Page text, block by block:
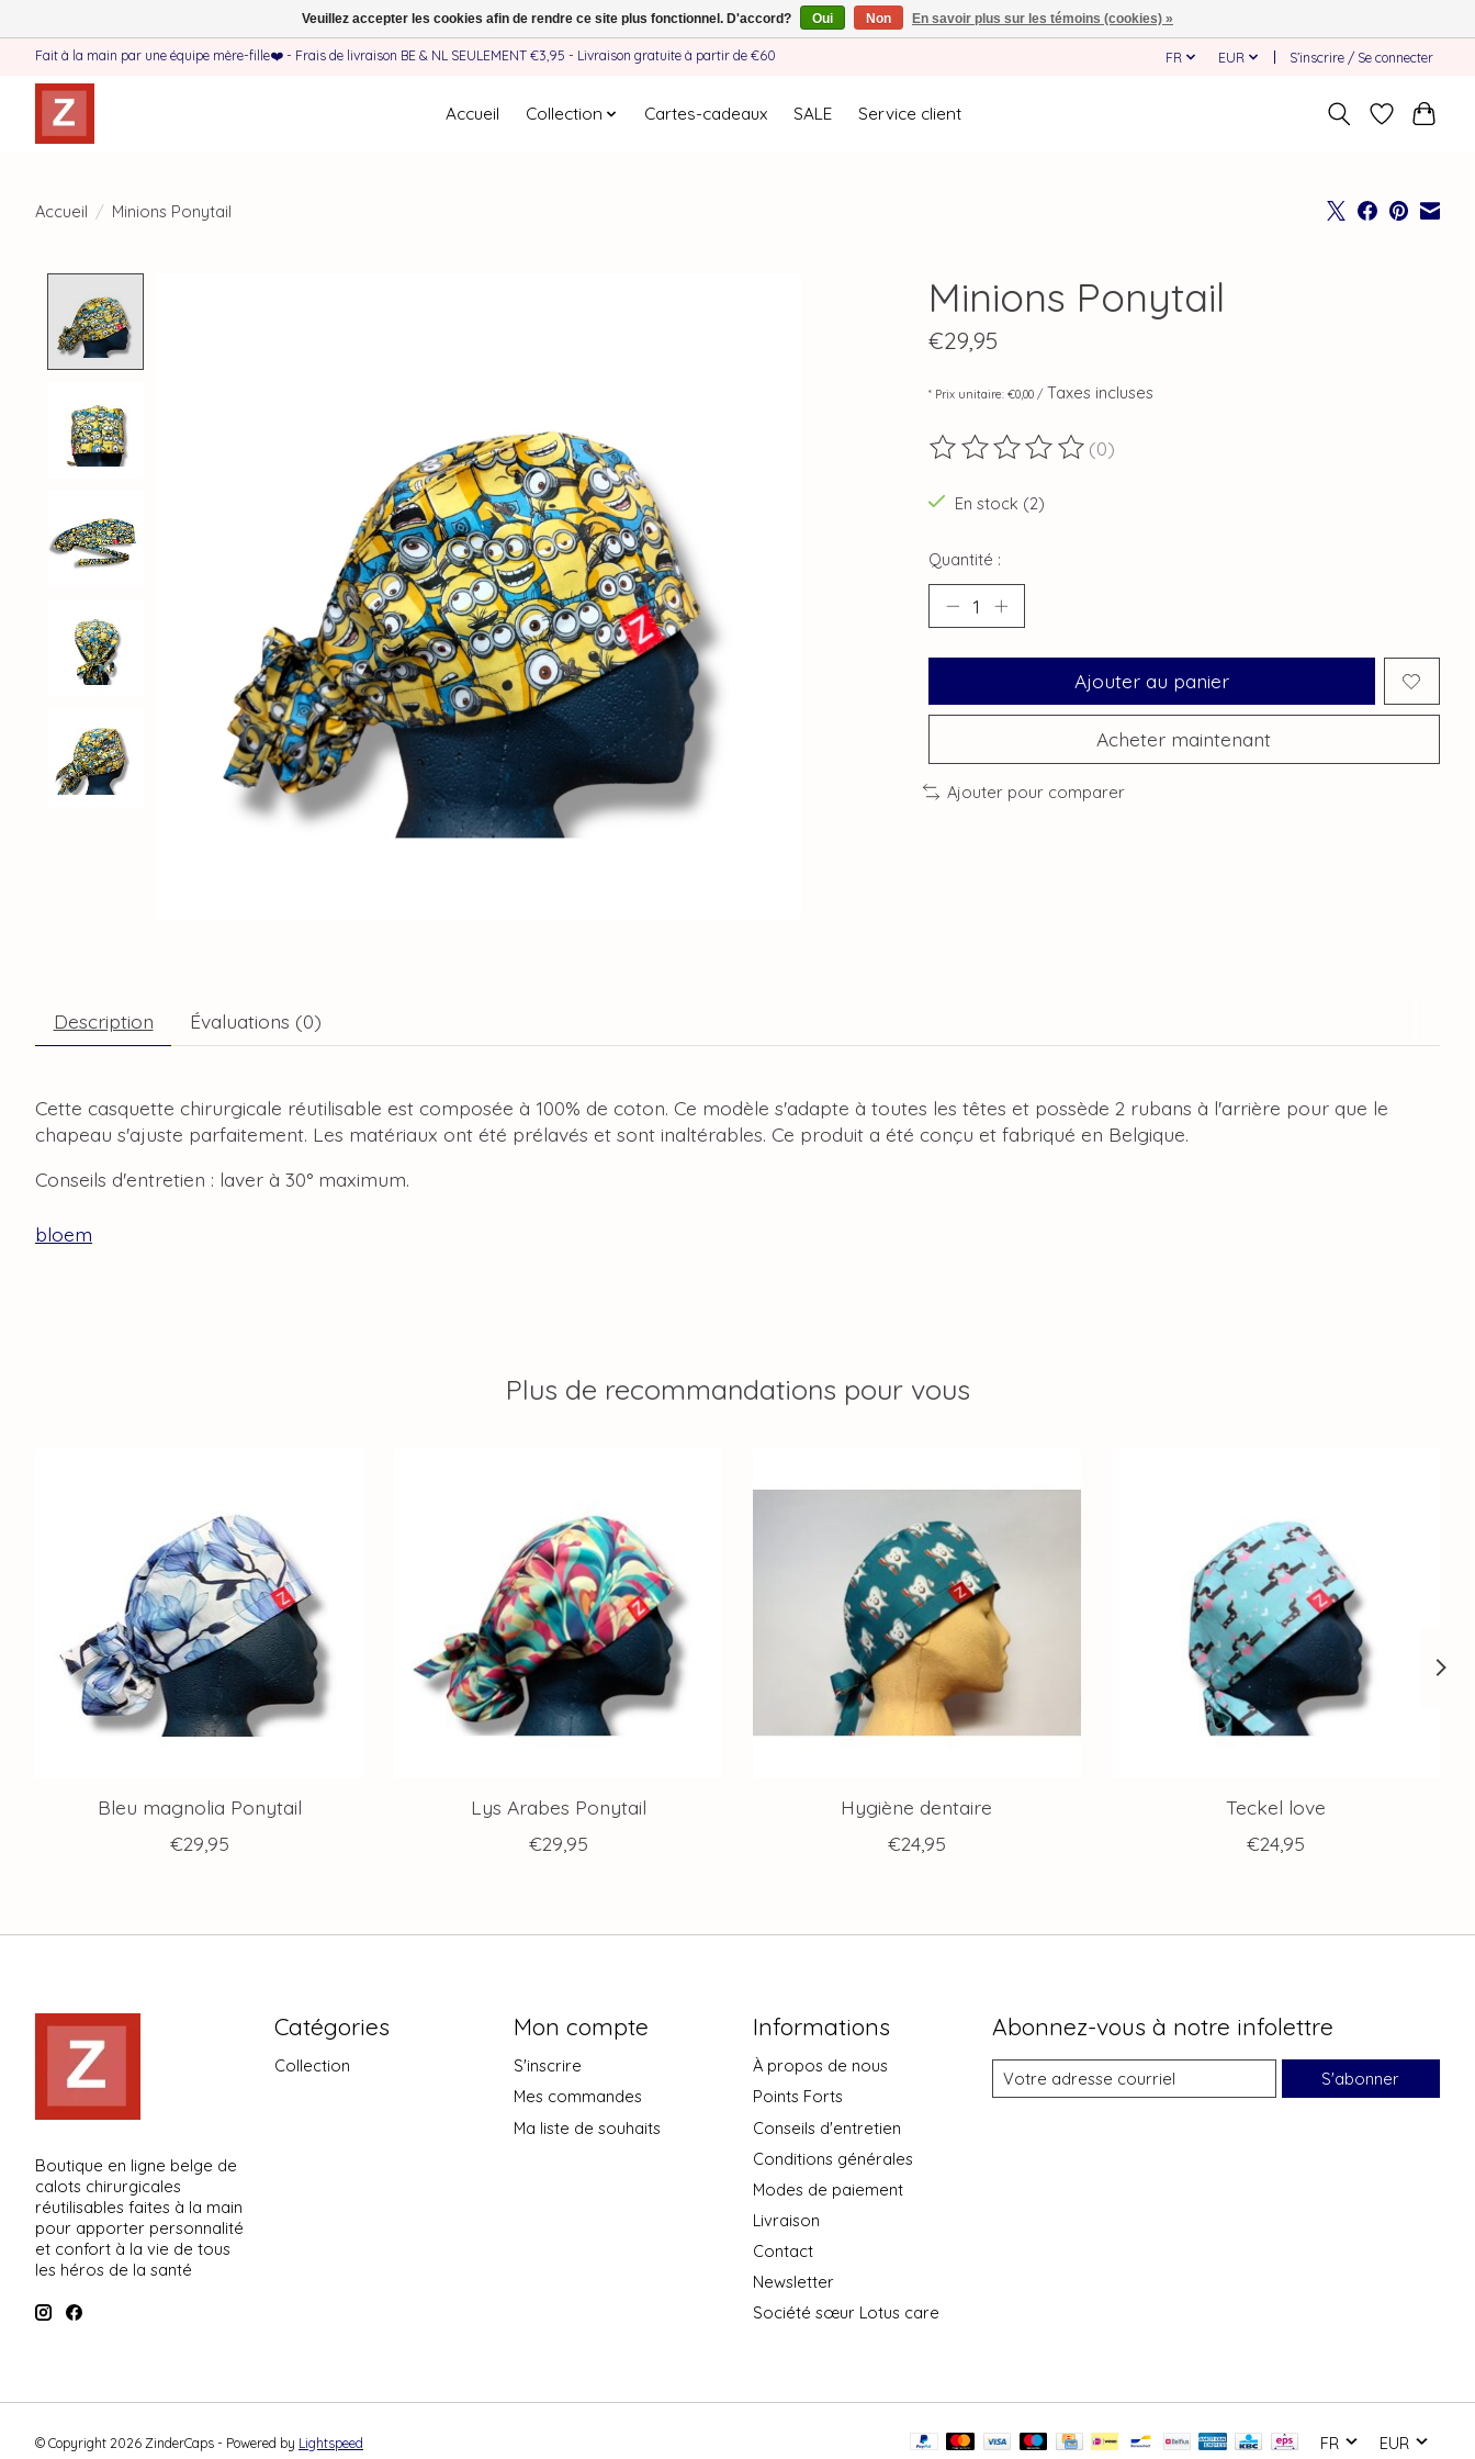
Fait à la main par une équipe mère-fille❤️ - Frais de livraison BE & NL SEULEMENT €3,95 - Livraison gratuite à partir de €60 FR EUR S’inscrire / Se connecter
Accueil Collection Cartes-cadeaux SALE Service client
Accueil / Minions Ponytail
Minions Ponytail
€29,95
* Prix unitaire: €0,00 / Taxes incluses
Ce produit est évalué à
(0)
En stock (2)
Quantité :
Ajouter au panier
Acheter maintenant
Ajouter pour comparer
Description Évaluations (0)
Cette casquette chirurgicale réutilisable est composée à 100% de coton. Ce modèle s'adapte à toutes les têtes et possède 2 rubans à l'arrière pour que le
chapeau s'ajuste parfaitement. Les matériaux ont été prélavés et sont inaltérables. Ce produit a été conçu et fabriqué en Belgique.
Conseils d'entretien : laver à 30° maximum.
bloem
Plus de recommandations pour vous
Bleu magnolia Ponytail
€29,95
Lys Arabes Ponytail
€29,95
Hygiène dentaire
€24,95
Teckel love
€24,95
Boutique en ligne belge de
calots chirurgicales
réutilisables faites à la main
pour apporter personnalité
et confort à la vie de tous
les héros de la santé
Catégories
Collection
Mon compte
S'inscrire
Mes commandes
Ma liste de souhaits
Informations
À propos de nous
Points Forts
Conseils d'entretien
Conditions générales
Modes de paiement
Livraison
Contact
Newsletter
Société sœur Lotus care
Abonnez-vous à notre infolettre
S'abonner
© Copyright 2026 ZinderCaps - Powered by Lightspeed FR EUR
Veuillez accepter les cookies afin de rendre ce site plus fonctionnel. D'accord? Oui Non En savoir plus sur les témoins (cookies) »